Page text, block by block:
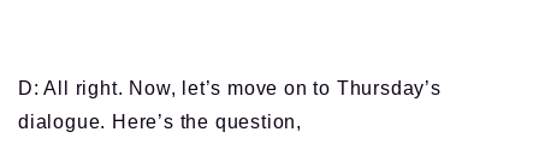
D: All right. Now, let’s move on to Thursday’s
dialogue. Here’s the question,